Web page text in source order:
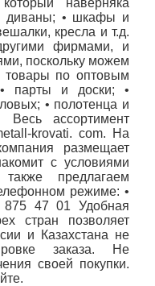
который наверняка
диваны; • шкафы и
кресла и т.д.
фирмами, и
поскольку можем
товары по оптовым
парты и доски; •
• полотенца и
Весь ассортимент
krovati. com. На
размещает
с условиями
предлагаем
режиме: •
47 01 Удобная
стран позволяет
и Казахстана не
заказа. Не
своей покупки.